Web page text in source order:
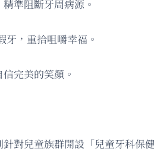
準阻斷牙周病源。
，重拾咀嚼幸福。
完美的笑顏。
對兒童族群開設「兒童牙科